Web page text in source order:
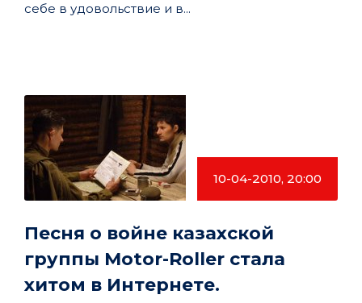
себе в удовольствие и в...
10-04-2010, 20:00
Песня о войне казахской
группы Motor-Roller стала
хитом в Интернете.